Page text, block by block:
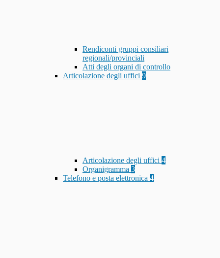
Rendiconti gruppi consiliari
regionali/provinciali
Atti degli organi di controllo
Articolazione degli uffici 9
Articolazione degli uffici 4
Organigramma 3
Telefono e posta elettronica 4